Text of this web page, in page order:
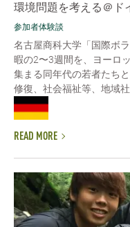
環境問題を考える＠ド
参加者体験談
名古屋商科大学「国際ボ
暇の2〜3週間を、ヨーロ
集まる同年代の若者たち
修復、社会福祉等、地域社
READ MORE